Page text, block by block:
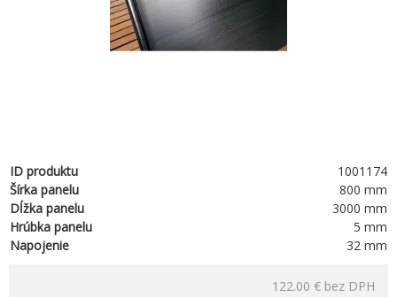
ID produktu
1001174
Šírka panelu
800 mm
Dĺžka panelu
3000 mm
Hrúbka panelu
5 mm
Napojenie
32 mm
122.00 € bez DPH